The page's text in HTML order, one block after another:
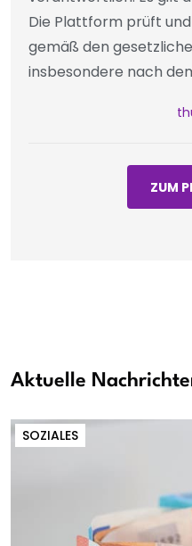
Die Plattform prüft
gemäß den
insbesondere nach
ZUM
Aktuelle
SOZIALES